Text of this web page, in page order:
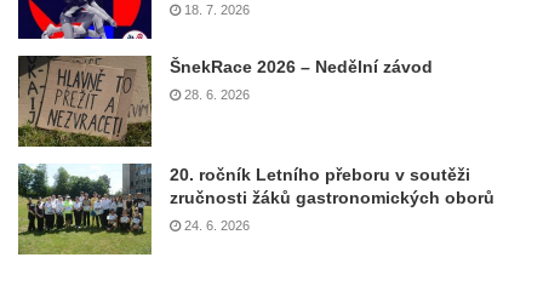
18. 7. 2026
ŠnekRace 2026 – Nedělní závod
28. 6. 2026
20. ročník Letního přeboru v soutěži
zručnosti žáků gastronomických oborů
24. 6. 2026